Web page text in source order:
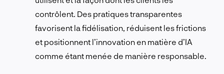
contrôlent. Des pratiques transparentes
favorisent la fidélisation, réduisent les frictions
et positionnent l’innovation en matière d’IA
comme étant menée de manière responsable.